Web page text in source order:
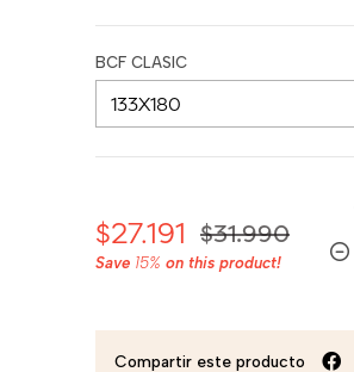
BCF CLASIC
$27.191 $31.990
Save 15% on this product!
Compartir este producto